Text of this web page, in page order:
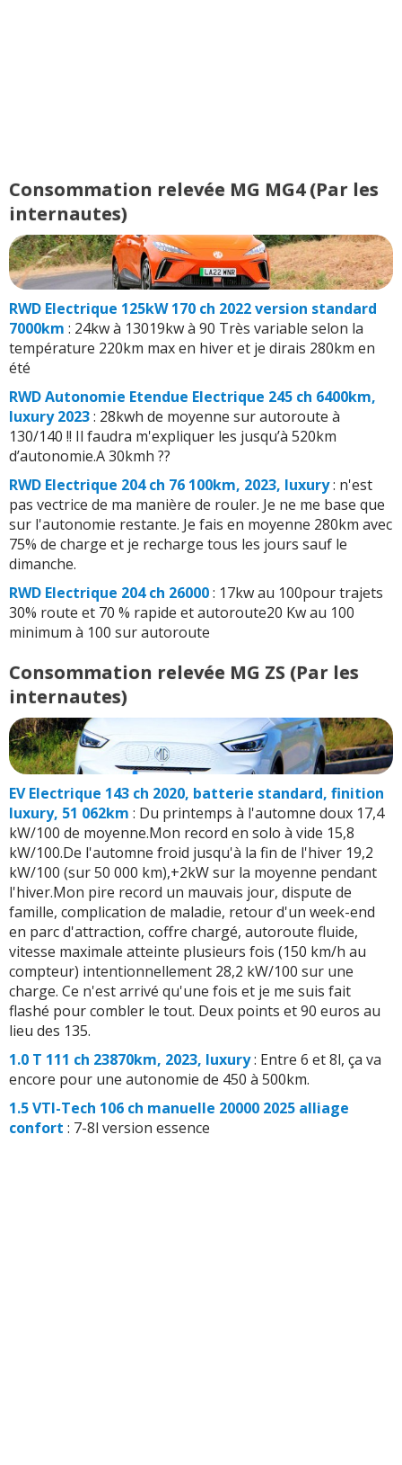
Consommation relevée MG MG4 (Par les
internautes)
RWD Electrique 125kW 170 ch 2022 version standard
7000km : 24kw à 13019kw à 90 Très variable selon la
température 220km max en hiver et je dirais 280km en
été
RWD Autonomie Etendue Electrique 245 ch 6400km,
luxury 2023: 28kwh de moyenne sur autoroute à
130/140 !! Il faudra m'expliquer les jusqu’à 520km
d’autonomie.A 30kmh ??
RWD Electrique 204 ch 76 100km, 2023, luxury: n'est
pas vectrice de ma manière de rouler. Je ne me base que
sur l'autonomie restante. Je fais en moyenne 280km avec
75% de charge et je recharge tous les jours sauf le
dimanche.
RWD Electrique 204 ch 26000: 17kw au 100pour trajets
30% route et 70 % rapide et autoroute20 Kw au 100
minimum à 100 sur autoroute
Consommation relevée MG ZS (Par les
internautes)
EV Electrique 143 ch 2020, batterie standard, finition
luxury, 51 062km : Du printemps à l'automne doux 17,4
kW/100 de moyenne.Mon record en solo à vide 15,8
kW/100.De l'automne froid jusqu'à la fin de l'hiver 19,2
kW/100 (sur 50 000 km),+2kW sur la moyenne pendant
l'hiver.Mon pire record un mauvais jour, dispute de
famille, complication de maladie, retour d'un week-end
en parc d'attraction, coffre chargé, autoroute fluide,
vitesse maximale atteinte plusieurs fois (150 km/h au
compteur) intentionnellement 28,2 kW/100 sur une
charge. Ce n'est arrivé qu'une fois et je me suis fait
flashé pour combler le tout. Deux points et 90 euros au
lieu des 135.
1.0 T 111 ch 23870km, 2023, luxury: Entre 6 et 8l, ça va
encore pour une autonomie de 450 à 500km.
1.5 VTI-Tech 106 ch manuelle 20000 2025 alliage
confort : 7-8l version essence